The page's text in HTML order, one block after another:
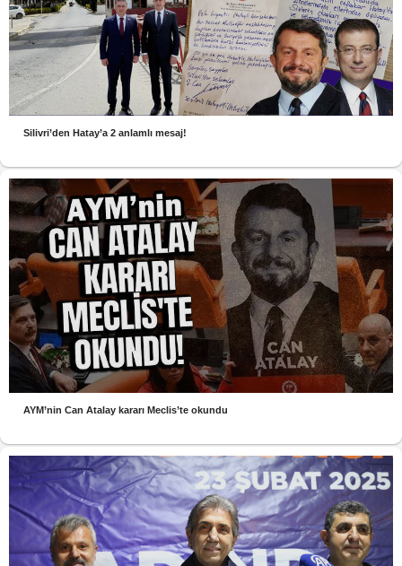
Silivri’den Hatay’a 2 anlamlı mesaj!
AYM’nin Can Atalay kararı Meclis’te okundu